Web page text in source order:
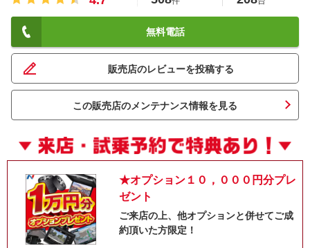
無料電話
販売店のレビューを投稿する
この販売店のメンテナンス情報を見る
★オプション１０，０００円分プレ
ゼント
ご来店の上、他オプションと併せてご成
約頂いた方限定！